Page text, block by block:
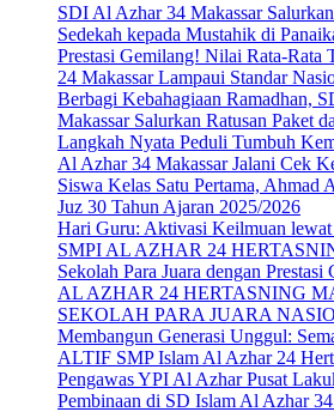
SDI Al Azhar 34 Makassar
Sedekah kepada Mustahik di
Prestasi Gemilang! Nilai Rata-
24 Makassar Lampaui Standar
Berbagi Kebahagiaan Ramadhan,
Makassar Salurkan Ratusan Paket
Langkah Nyata Peduli Tumbuh
Al Azhar 34 Makassar Jalani Cek
Siswa Kelas Satu Pertama, Ahmad
Juz 30 Tahun Ajaran 2025/2026
Hari Guru: Aktivasi Keilmuan
SMPI AL AZHAR 24
Sekolah Para Juara dengan Prestasi
AL AZHAR 24 HERTASNING
SEKOLAH PARA JUARA
Membangun Generasi Unggul:
ALTIF SMP Islam Al Azhar 24
Pengawas YPI Al Azhar Pusat
Pembinaan di SD Islam Al Azhar